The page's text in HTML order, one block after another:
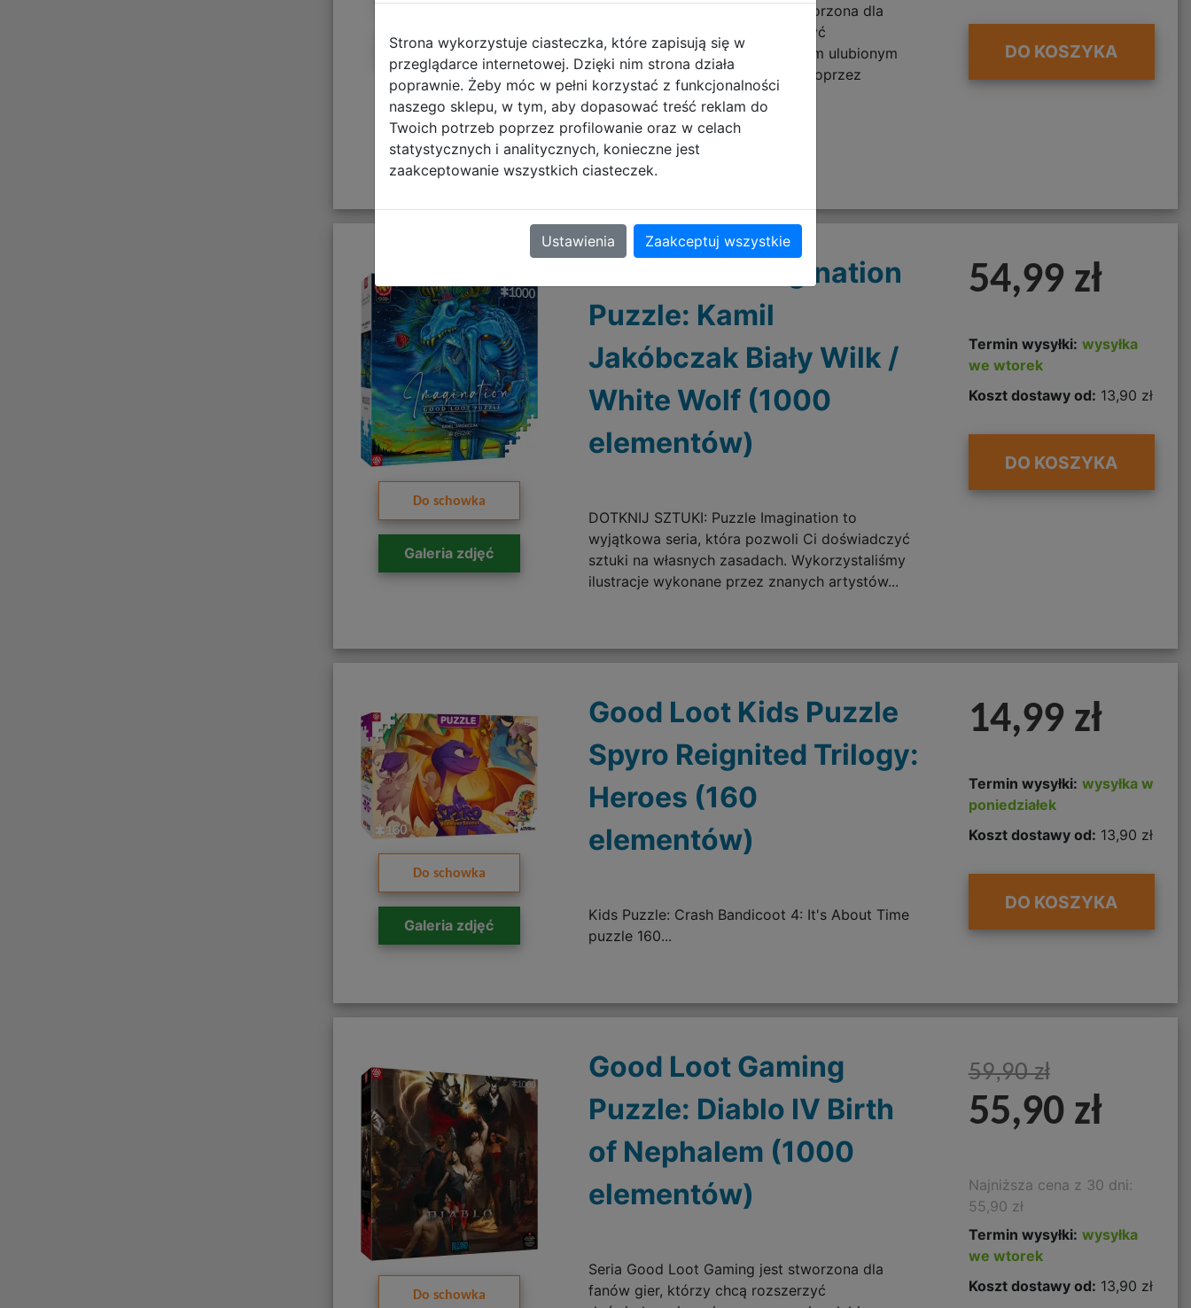
Galeria zdjęć
Seria Good Loot Gaming jest stworzona dla
fanów gier, którzy chcą rozszerzyć
doświadczenia związane ze swoim ulubionym
uniwersum o świat rzeczywisty. Poprzez
układanie wysokiej..
DO KOSZYKA
Do schowka
Galeria zdjęć
Good Loot Imagination
Puzzle: Kamil
Jakóbczak Biały Wilk /
White Wolf (1000
elementów)
DOTKNIJ SZTUKI: Puzzle Imagination to
wyjątkowa seria, która pozwoli Ci doświadczyć
sztuki na własnych zasadach. Wykorzystaliśmy
ilustracje wykonane przez znanych artystów...
54,99 zł
Termin wysyłki: wysyłka
we wtorek
Koszt dostawy od: 13,90 zł
DO KOSZYKA
Do schowka
Galeria zdjęć
Good Loot Kids Puzzle
Spyro Reignited Trilogy:
Heroes (160
elementów)
Kids Puzzle: Crash Bandicoot 4: It's About Time
puzzle 160...
14,99 zł
Termin wysyłki: wysyłka w
poniedziałek
Koszt dostawy od: 13,90 zł
DO KOSZYKA
Do schowka
Good Loot Gaming
Puzzle: Diablo IV Birth
of Nephalem (1000
elementów)
Seria Good Loot Gaming jest stworzona dla
fanów gier, którzy chcą rozszerzyć
59,90 zł
55,90 zł
Najniższa cena z 30 dni:
55,90 zł
Termin wysyłki: wysyłka
we wtorek
Koszt dostawy od: 13,90 zł
Strona wykorzystuje ciasteczka, które zapisują się w
przeglądarce internetowej. Dzięki nim strona działa
poprawnie. Żeby móc w pełni korzystać z funkcjonalności
naszego sklepu, w tym, aby dopasować treść reklam do
Twoich potrzeb poprzez profilowanie oraz w celach
statystycznych i analitycznych, konieczne jest
zaakceptowanie wszystkich ciasteczek.
Ustawienia Zaakceptuj wszystkie